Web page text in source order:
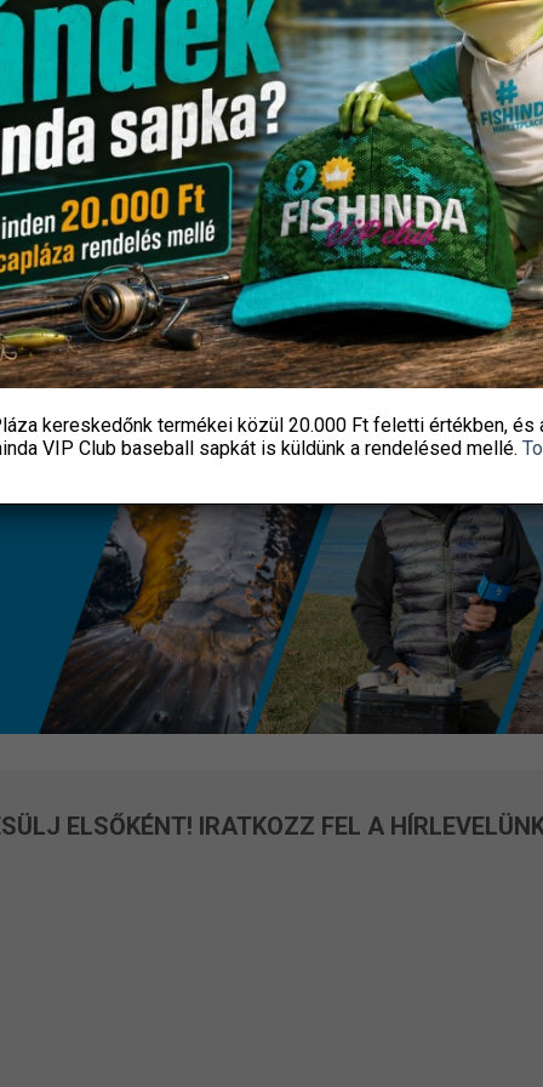
távdobó, Szinterezett
620
Ft – 740FtÁrtartomány:
620 Ft
-
740 Ft
PecaPláza
VÁLASZTÁSA
Ennek
a
terméknek
variációja
van.
változatok
termékoldalon
választhatók
ki
Tirolifa
240Ft – 980 Ft
240
-
980
PecaPláza
OPCIÓK VÁLASZTÁSA
Ennek
a
terméknek
variációja
van.
változatok
a
ki
ELSŐKÉNT! IRATKOZZ FEL A
kereskedőnk termékei közül 20.000 Ft felettiértékben, és
VIP Club baseball sapkátis küldünk a rendelésed mellé.